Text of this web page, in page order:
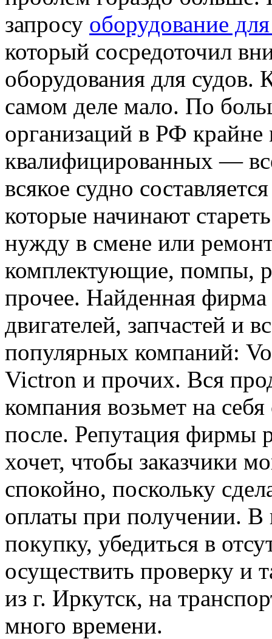
запросу оборудование
который сосредоточил
оборудования для судов.
самом деле мало. По
организаций в РФ крайне
квалифицированных —
всякое судно
которые начинают
нужду в смене или
комплектующие, помпы,
прочее. Найденная фирма
двигателей, запчастей и
популярных компаний:
Victron и прочих. Вся
компания возьмет на
после. Репутация фирмы
хочет, чтобы заказчики
спокойно, поскольку
оплаты при получении. В
покупку, убедиться в
осуществить проверку и
из г. Иркутск, на
много времени.